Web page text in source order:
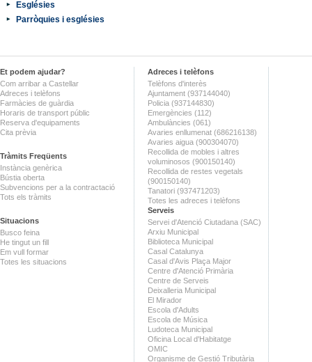
Esglésies
Parròquies i esglésies
Et podem ajudar?
Com arribar a Castellar
Adreces i telèfons
Farmàcies de guàrdia
Horaris de transport públic
Reserva d'equipaments
Cita prèvia
Tràmits Freqüents
Instància genèrica
Bústia oberta
Subvencions per a la contractació
Tots els tràmits
Situacions
Busco feina
He tingut un fill
Em vull formar
Totes les situacions
Adreces i telèfons
Telèfons d'interès
Ajuntament (937144040)
Policia (937144830)
Emergències (112)
Ambulàncies (061)
Avaries enllumenat (686216138)
Avaries aigua (900304070)
Recollida de mobles i altres
voluminosos (900150140)
Recollida de restes vegetals
(900150140)
Tanatori (937471203)
Totes les adreces i telèfons
Serveis
Servei d'Atenció Ciutadana (SAC)
Arxiu Municipal
Biblioteca Municipal
Casal Catalunya
Casal d'Avis Plaça Major
Centre d'Atenció Primària
Centre de Serveis
Deixalleria Municipal
El Mirador
Escola d'Adults
Escola de Música
Ludoteca Municipal
Oficina Local d'Habitatge
OMIC
Organisme de Gestió Tributària